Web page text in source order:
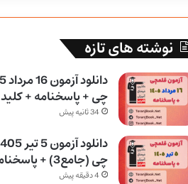
نوشته های تازه
چی + پاسخنامه + کلید
34 ثانیه پیش
چی (جامع3) + پاسخنامه + کلید
4 دقیقه پیش